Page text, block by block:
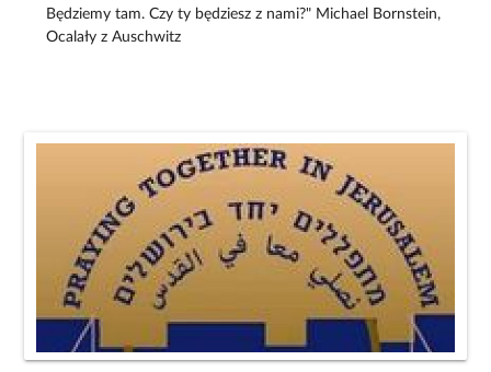
Będziemy tam. Czy ty będziesz z nami?" Michael Bornstein,
Ocalały z Auschwitz